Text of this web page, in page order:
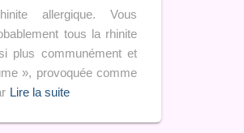
allergique. Vous
tous la rhinite
plus communément et
», provoquée comme
Lire la suite